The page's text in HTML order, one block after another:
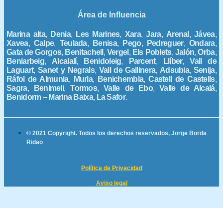
Área de Influencia
Marina alta, Denia, Les Marines, Xara,Jara, Arenal ,Jávea,
Xavea, Calpe, Teulada, Benisa, Pego, Pedreguer, Ondara,
Gata de Gorgos, Benitachell , Vergel , Els Poblets, Jalón,Orba,
Beniarbeig, Alcalalí, Benidoleig, Parcent, Llíber,Vall de
Laguart, Sanet y Negrals, Vall de Gallinera, Adsubia, Senija,
Ráfol de Almunia, Murla, Benichembla,Castell de Castells,
Sagra, Benimeli,Tormos,Valle de Ebo,Valle de Alcalá,
Benidorm– Marina Baixa, La Safor.
© 2021 Copyright. Todos los derechos reservados, Jorge Borda
Ridao
Política de Privacidad
Aviso legal